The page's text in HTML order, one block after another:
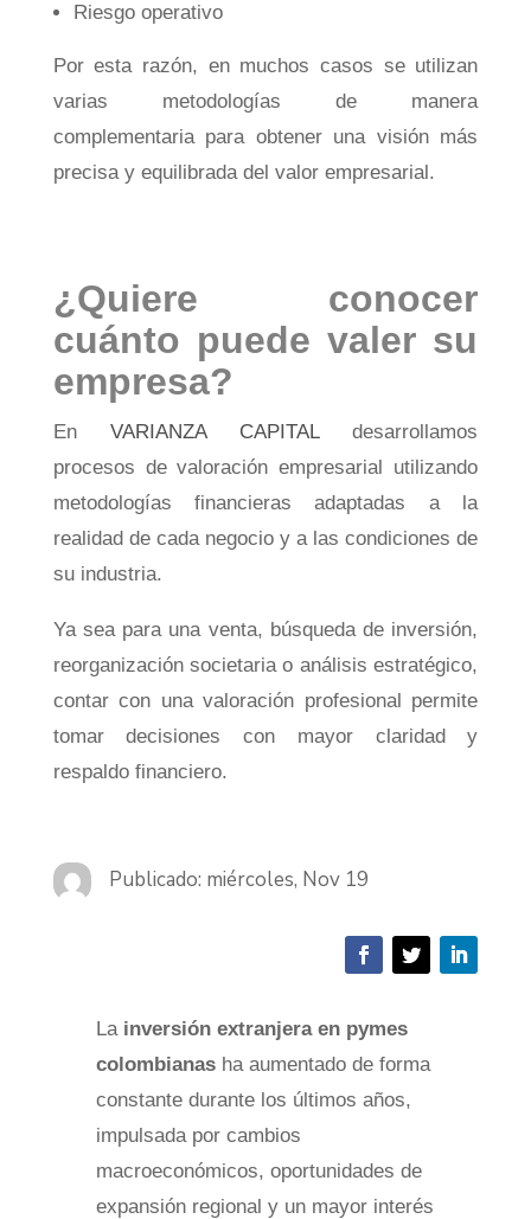
Riesgo operativo
Por esta razón, en muchos casos se utilizan
varias metodologías de manera
complementaria para obtener una visión más
precisa y equilibrada del valor empresarial.
¿Quiere conocer
cuánto puede valer su
empresa?
En VARIANZA CAPITALdesarrollamos
procesos de valoración empresarial utilizando
metodologías financieras adaptadas a la
realidad de cada negocio y a las condiciones de
su industria.
Ya sea para una venta, búsqueda de inversión,
reorganización societaria o análisis estratégico,
contar con una valoración profesional permite
tomar decisiones con mayor claridad y
respaldo financiero.
Publicado: miércoles, Nov 19
La inversión extranjera en pymes
colombianasha aumentado de forma
constante durante los últimos años,
impulsada por cambios
macroeconómicos, oportunidades de
expansión regional y un mayor interés